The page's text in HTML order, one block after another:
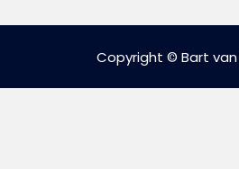
Copyright © Bart van